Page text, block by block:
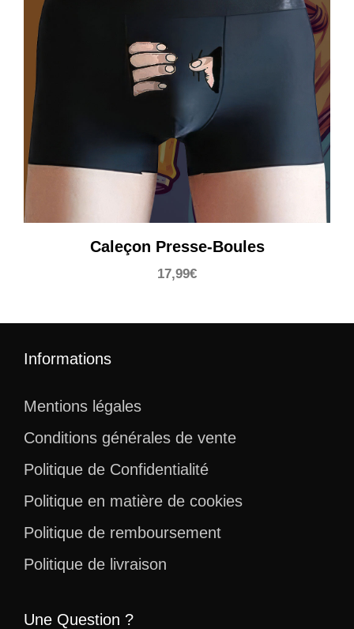
Caleçon Presse-Boules
17,99€
Informations
Mentions légales
Conditions générales de vente
Politique de Confidentialité
Politique en matière de cookies
Politique de remboursement
Politique de livraison
Une Question ?